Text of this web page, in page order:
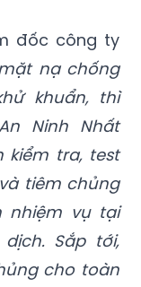
nay luôn
tiềm ẩn
đốc công ty
nạ chống
khuẩn, thì
Ninh Nhất
kiểm tra, test
tiêm chủng
nhiệm vụ tại